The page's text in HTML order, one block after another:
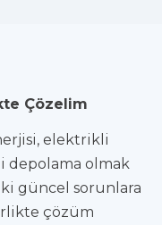
Çözelim
elektrikli
depolama olmak
güncel sorunlara
çözüm